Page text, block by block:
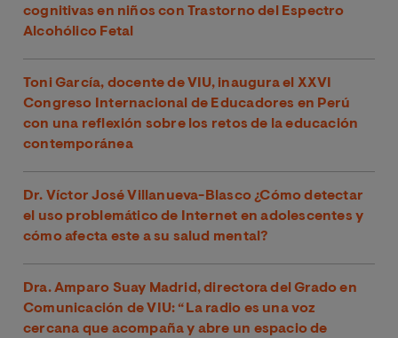
cognitivas en niños con Trastorno del Espectro
Alcohólico Fetal
Toni García, docente de VIU, inaugura el XXVI
Congreso Internacional de Educadores en Perú
con una reflexión sobre los retos de la educación
contemporánea
Dr. Víctor José Villanueva-Blasco ¿Cómo detectar
el uso problemático de Internet en adolescentes y
cómo afecta este a su salud mental?
Dra. Amparo Suay Madrid, directora del Grado en
Comunicación de VIU: “La radio es una voz
cercana que acompaña y abre un espacio de